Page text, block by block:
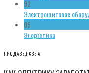
92
Электрощитовое
05
Энергетика
ПРОДАВЕЦ СВЕТА